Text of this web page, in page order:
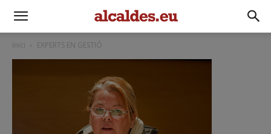
Inici EXPERTS EN GESTIÓ